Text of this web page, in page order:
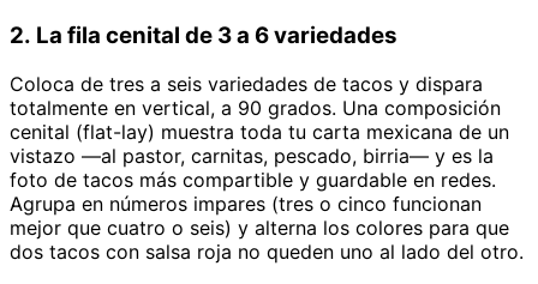
2. La fila cenital de 3 a 6 variedades
Coloca de tres a seis variedades de tacos y dispara
totalmente en vertical, a 90 grados. Una composición
cenital (flat-lay) muestra toda tu carta mexicana de un
vistazo —al pastor, carnitas, pescado, birria— y es la
foto de tacos más compartible y guardable en redes.
Agrupa en números impares (tres o cinco funcionan
mejor que cuatro o seis) y alterna los colores para que
dos tacos con salsa roja no queden uno al lado del otro.